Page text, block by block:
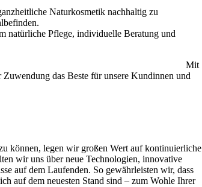
Naturkosmetik nachhaltig zu
natürliche Pflege, individuelle Beratung und
treu
Mit
das Beste für unsere Kundinnen und
können, legen wir großen Wert auf kontinuierliche
wir uns über neue Technologien, innovative
auf dem Laufenden. So gewährleisten wir, dass
auf dem neuesten Stand sind – zum Wohle Ihrer